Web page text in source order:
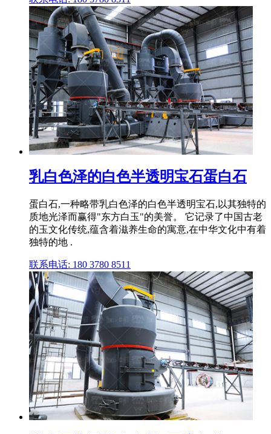
乳白色泽的白色半透明宝石蛋白石
蛋白石,一种略带乳白色泽的白色半透明宝石,以其独特的
质地光泽而赢得"东方白玉"的美誉。 它记录了中国古老
的玉文化传统,蕴含着滋养生命的寓意,在中华文化中有着
独特的地 .
联系电话: 180 3780 8511